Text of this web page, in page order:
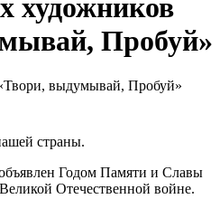
художников
Пробуй»
выдумывай, Пробуй»
страны.
Годом Памяти и Славы
Отечественной войне.